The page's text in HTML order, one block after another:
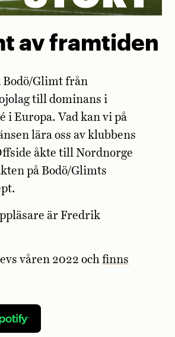
av framtiden
Bodö/Glimt från
till dominans i
i Europa. Vad kan vi på
lära oss av klubbens
åkte till Nordnorge
på Bodö/Glimts
är Fredrik
våren 2022 ochfinns